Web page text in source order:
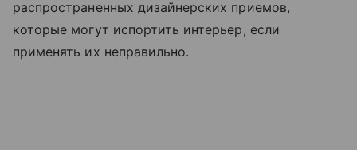
распространенных дизайнерских приемов,
которые могут испортить интерьер, если
применять их неправильно.